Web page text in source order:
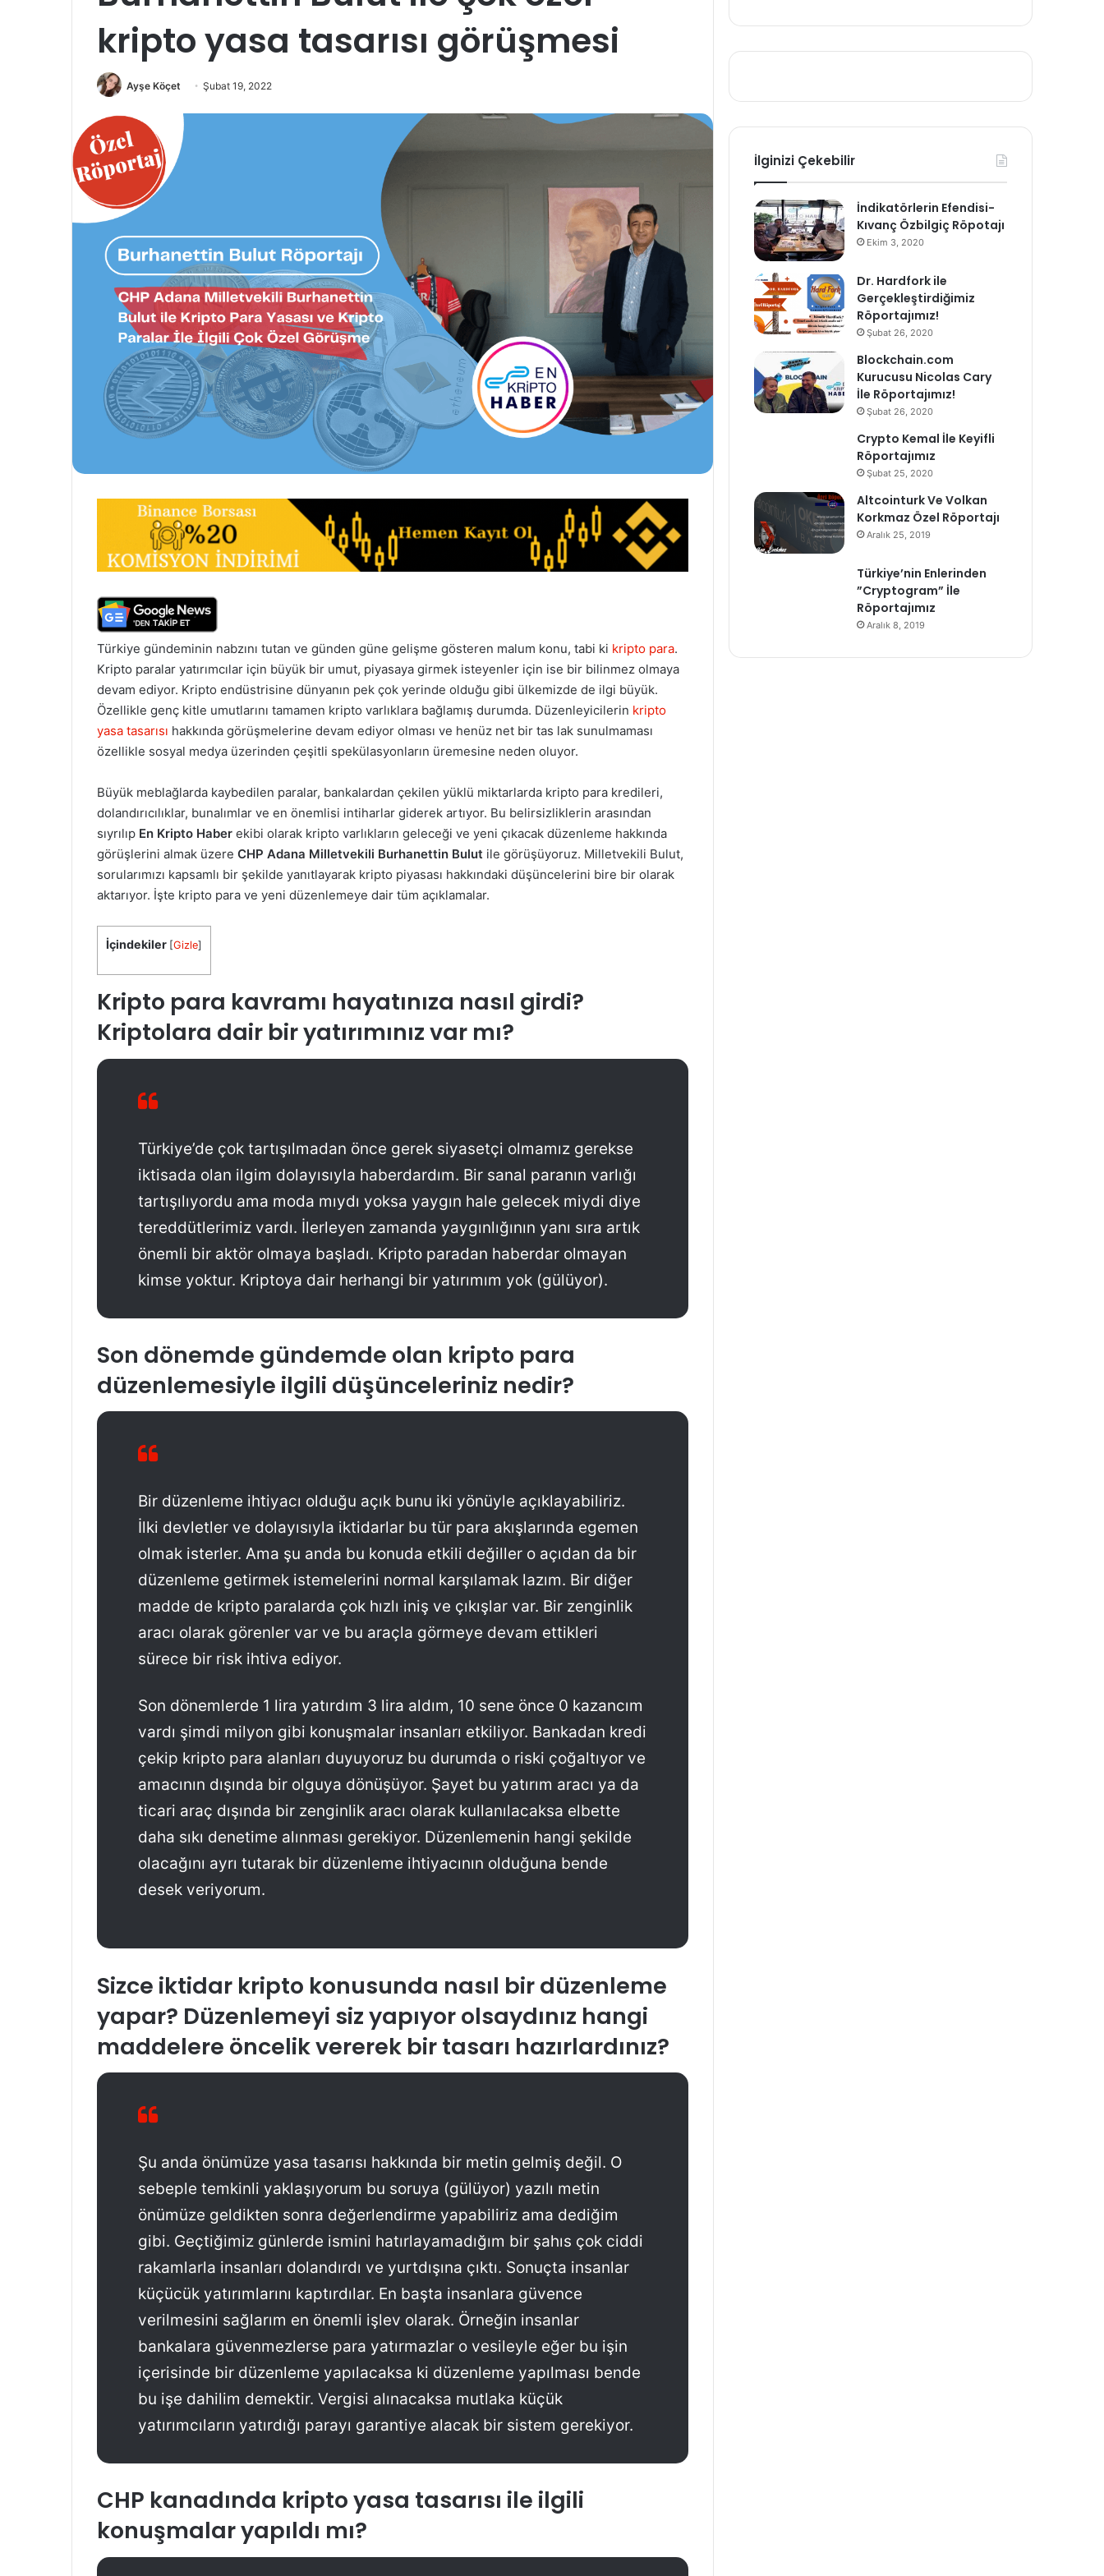
kripto yasa tasarısı görüşmesi
Ayşe Köçet Şubat 19, 2022
Türkiye gündeminin nabzını tutan ve günden güne gelişme gösteren malum konu, tabi ki kripto para.
Kripto paralar yatırımcılar için büyük bir umut, piyasaya girmek isteyenler için ise bir bilinmez olmaya
devam ediyor. Kripto endüstrisine dünyanın pek çok yerinde olduğu gibi ülkemizde de ilgi büyük.
Özellikle genç kitle umutlarını tamamen kripto varlıklara bağlamış durumda. Düzenleyicilerin kripto
yasa tasarısı hakkında görüşmelerine devam ediyor olması ve henüz net bir tas lak sunulmaması
özellikle sosyal medya üzerinden çeşitli spekülasyonların üremesine neden oluyor.
Büyük meblağlarda kaybedilen paralar, bankalardan çekilen yüklü miktarlarda kripto para kredileri,
dolandırıcılıklar, bunalımlar ve en önemlisi intiharlar giderek artıyor. Bu belirsizliklerin arasından
sıyrılıp En Kripto Haber ekibi olarak kripto varlıkların geleceği ve yeni çıkacak düzenleme hakkında
görüşlerini almak üzere CHP Adana Milletvekili Burhanettin Bulut ile görüşüyoruz. Milletvekili Bulut,
sorularımızı kapsamlı bir şekilde yanıtlayarak kripto piyasası hakkındaki düşüncelerini bire bir olarak
aktarıyor. İşte kripto para ve yeni düzenlemeye dair tüm açıklamalar.
İçindekiler [Gizle]
Kripto para kavramı hayatınıza nasıl girdi?
Kriptolara dair bir yatırımınız var mı?
Türkiye’de çok tartışılmadan önce gerek siyasetçi olmamız gerekse
iktisada olan ilgim dolayısıyla haberdardım. Bir sanal paranın varlığı
tartışılıyordu ama moda mıydı yoksa yaygın hale gelecek miydi diye
tereddütlerimiz vardı. İlerleyen zamanda yaygınlığının yanı sıra artık
önemli bir aktör olmaya başladı. Kripto paradan haberdar olmayan
kimse yoktur. Kriptoya dair herhangi bir yatırımım yok (gülüyor).
Son dönemde gündemde olan kripto para
düzenlemesiyle ilgili düşünceleriniz nedir?
Bir düzenleme ihtiyacı olduğu açık bunu iki yönüyle açıklayabiliriz.
İlki devletler ve dolayısıyla iktidarlar bu tür para akışlarında egemen
olmak isterler. Ama şu anda bu konuda etkili değiller o açıdan da bir
düzenleme getirmek istemelerini normal karşılamak lazım. Bir diğer
madde de kripto paralarda çok hızlı iniş ve çıkışlar var. Bir zenginlik
aracı olarak görenler var ve bu araçla görmeye devam ettikleri
sürece bir risk ihtiva ediyor.
Son dönemlerde 1 lira yatırdım 3 lira aldım, 10 sene önce 0 kazancım
vardı şimdi milyon gibi konuşmalar insanları etkiliyor. Bankadan kredi
çekip kripto para alanları duyuyoruz bu durumda o riski çoğaltıyor ve
amacının dışında bir olguya dönüşüyor. Şayet bu yatırım aracı ya da
ticari araç dışında bir zenginlik aracı olarak kullanılacaksa elbette
daha sıkı denetime alınması gerekiyor. Düzenlemenin hangi şekilde
olacağını ayrı tutarak bir düzenleme ihtiyacının olduğuna bende
desek veriyorum.
Sizce iktidar kripto konusunda nasıl bir düzenleme
yapar? Düzenlemeyi siz yapıyor olsaydınız hangi
maddelere öncelik vererek bir tasarı hazırlardınız?
Şu anda önümüze yasa tasarısı hakkında bir metin gelmiş değil. O
sebeple temkinli yaklaşıyorum bu soruya (gülüyor) yazılı metin
önümüze geldikten sonra değerlendirme yapabiliriz ama dediğim
gibi. Geçtiğimiz günlerde ismini hatırlayamadığım bir şahıs çok ciddi
rakamlarla insanları dolandırdı ve yurtdışına çıktı. Sonuçta insanlar
küçücük yatırımlarını kaptırdılar. En başta insanlara güvence
verilmesini sağlarım en önemli işlev olarak. Örneğin insanlar
bankalara güvenmezlerse para yatırmazlar o vesileyle eğer bu işin
içerisinde bir düzenleme yapılacaksa ki düzenleme yapılması bende
bu işe dahilim demektir. Vergisi alınacaksa mutlaka küçük
yatırımcıların yatırdığı parayı garantiye alacak bir sistem gerekiyor.
CHP kanadında kripto yasa tasarısı ile ilgili
konuşmalar yapıldı mı?
İlginizi Çekebilir
İndikatörlerin Efendisi-
Kıvanç Özbilgiç Röpotajı
Ekim 3, 2020
Dr. Hardfork ile
Gerçekleştirdiğimiz
Röportajımız!
Şubat 26, 2020
Blockchain.com
Kurucusu Nicolas Cary
İle Röportajımız!
Şubat 26, 2020
Crypto Kemal İle Keyifli
Röportajımız
Şubat 25, 2020
Altcointurk Ve Volkan
Korkmaz Özel Röportajı
Aralık 25, 2019
Türkiye’nin Enlerinden
”Cryptogram” İle
Röportajımız
Aralık 8, 2019